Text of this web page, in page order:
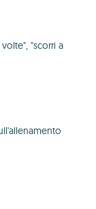
"scorri a